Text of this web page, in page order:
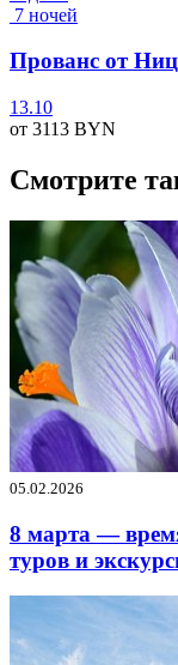
7 ночей
Прованс от
13.10
от 3113 BYN
Смотрите
05.02.2026
8 марта —
туров и